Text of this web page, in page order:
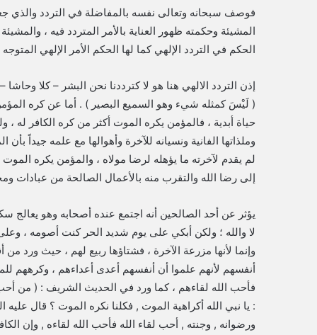
فوصف سبحانه وتعالى نفسه بالمفاضلة في التردد والذي
المشيئة وحكمته ظهور العناية بالأمر المتردد فيه ،
الحكم في التردد الإلهي كما لها الحكم الأمر الإلهي
إذن التردد الالهي هنا هو لا كترددنا نحن البشر – كلا
( لَيْسَ كمثله شيء وهو السميع البصير ) . أما عن كره
حياة أبدية ، فالمؤمن يكره الموت أكثر من كره الكافر له
وملذاتها الفانية ونسيانه للآخرة وأهوالها مع علمه جيداً
لم يقدم لآخرته ما يؤهله لرضا مولاه ، والمؤمن يكره
إلى رضا الله والتقرب منه بالأعمال الصالحة من عبادات
يؤثر عن أحد الصالحين أنه اجتمع عنده أصحابه وهو
لا والله ؛ ولكن أبكي على يوم شديد الحر كنت أصومه ، وعلى
وإنما لأنها مزرعة الآخرة ، فشتاؤها ربيع لهم ، حيث ورد
أنفسهم لأنهم علموا أن أنفسهم أعدى أعداءهم ، وكرههم
فأحب الله لقاءهم ، كما ورد في الحديث الشريف : ( من أحب
: يا نبي الله أكراهية الموت , فكلنا نكره الموت ؟ قال
ورضوانه , وجنته , أحب لقاء الله فأحب الله لقاءه , وإن